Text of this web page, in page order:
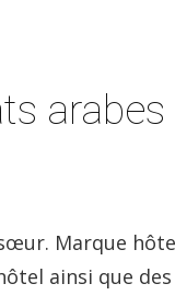
arabes
Marque
ainsi que